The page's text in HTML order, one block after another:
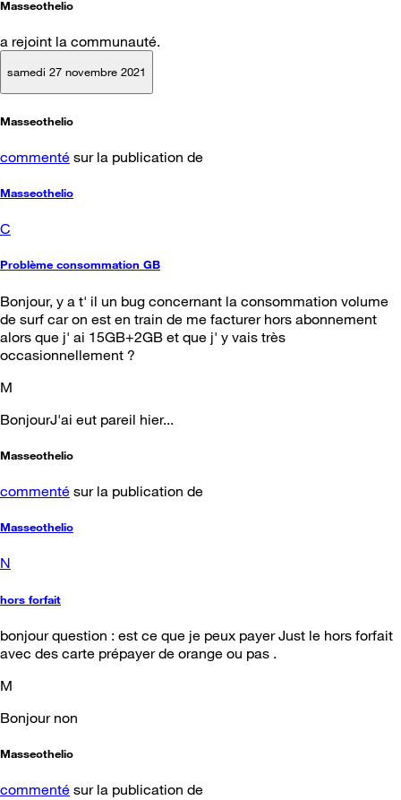
Masseothelio
a rejoint la communauté.
samedi 27 novembre 2021
Masseothelio
commenté sur la publication de
Masseothelio
C
Problème consommation GB
Bonjour, y a t' il un bug concernant la consommation volume
de surf car on est en train de me facturer hors abonnement
alors que j' ai 15GB+2GB et que j' y vais très
occasionnellement ?
M
BonjourJ'ai eut pareil hier...
Masseothelio
commenté sur la publication de
Masseothelio
N
hors forfait
bonjour question : est ce que je peux payer Just le hors forfait
avec des carte prépayer de orange ou pas .
M
Bonjour non
Masseothelio
commenté sur la publication de